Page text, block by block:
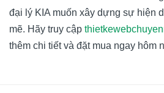
đại lý KIA muốn xây dựng sự hiện
mẽ. Hãy truy cập
thêm chi tiết và đặt mua ngay hôm